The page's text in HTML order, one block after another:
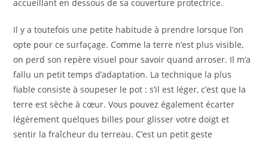
accueillant en dessous de sa couverture protectrice.
Il y a toutefois une petite habitude à prendre lorsque l’on
opte pour ce surfaçage. Comme la terre n’est plus visible,
on perd son repère visuel pour savoir quand arroser. Il m’a
fallu un petit temps d’adaptation. La technique la plus
fiable consiste à soupeser le pot : s’il est léger, c’est que la
terre est sèche à cœur. Vous pouvez également écarter
légèrement quelques billes pour glisser votre doigt et
sentir la fraîcheur du terreau. C’est un petit geste